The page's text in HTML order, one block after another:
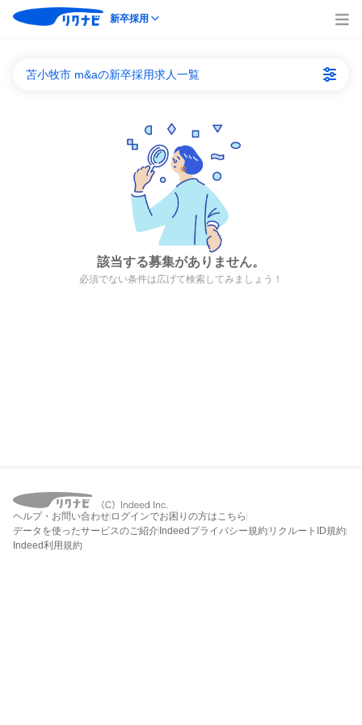
新卒採用
苫小牧市 m&aの新卒採用求人一覧
該当する募集がありません。
必須でない条件は広げて検索してみましょう！
ヘルプ・お問い合わせ ログインでお困りの方はこちら
データを使ったサービスのご紹介 Indeedプライバシー規約 リクルートID規約
Indeed利用規約